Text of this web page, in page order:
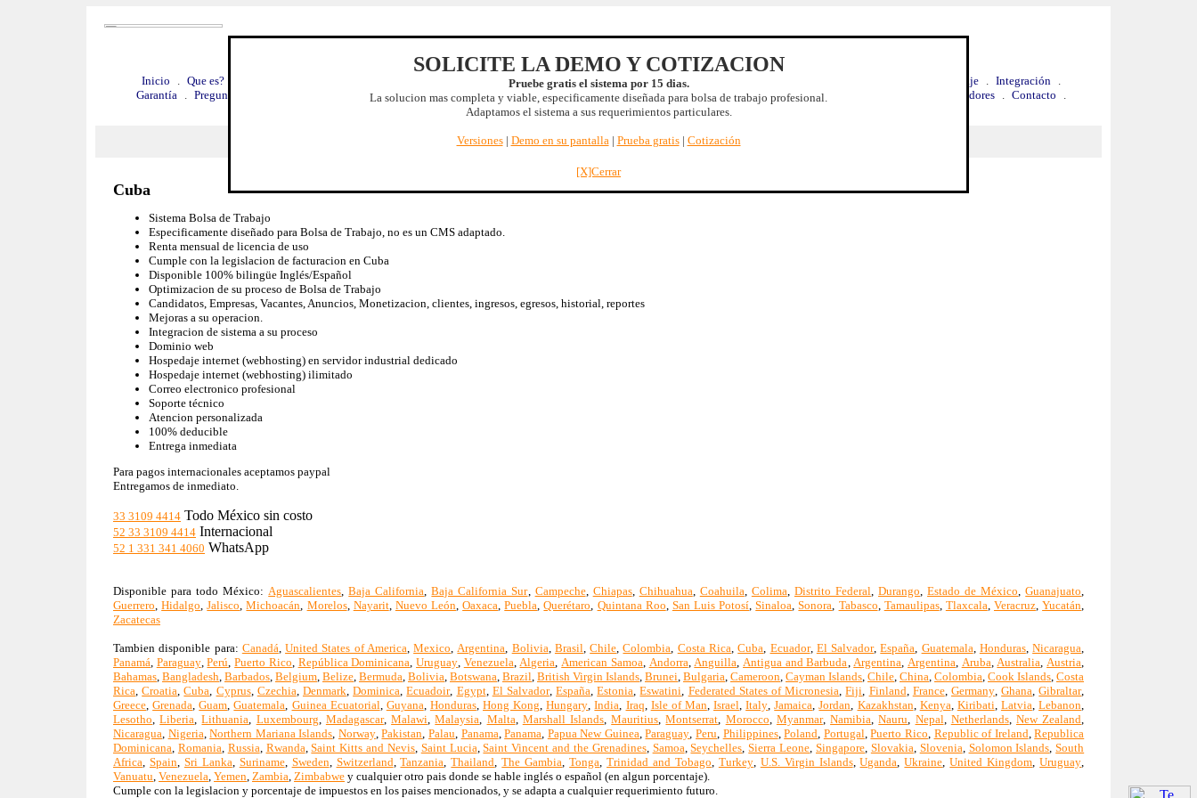
SOLICITE LA DEMO Y COTIZACION
Pruebe gratis el sistema por 15 dias.
La solucion mas completa y viable, especificamente diseñada para bolsa de trabajo profesional.
Adaptamos el sistema a sus requerimientos particulares.
Versiones| Demo en su pantalla | Prueba gratis| Cotización
[X]Cerrar
Inicio . Que es? . Versiones . Diseño . Flujo . Operacion Hospedaje . Integración
.
Garantía
. Preguntas frecuentes Requerimientos . Respaldo . Soporte . Entrega inmediata . Características futuras . Demo . Precios y Contratación Distribuidores . Contacto
.
Quiénes somos . Acerca de . English version |2026/08/09 05:00:47
: Completo control del sistema, controles y procedimientos. |
Cuba
Sistema Bolsa de Trabajo
Especificamente diseñado para Bolsa de Trabajo, no es un CMS adaptado.
Renta mensual de licencia de uso
Cumple con la legislacion de facturacion en Cuba
Disponible 100% bilingüe Inglés/Español
Optimizacion de su proceso de Bolsa de Trabajo
Candidatos, Empresas, Vacantes, Anuncios, Monetizacion, clientes, ingresos, egresos, historial, reportes
Mejoras a su operacion.
Integracion de sistema a su proceso
Dominio web
Hospedaje internet (webhosting) en servidor industrial dedicado
Hospedaje internet (webhosting) ilimitado
Correo electronico profesional
Soporte técnico
Atencion personalizada
100% deducible
Entrega inmediata
Para pagos internacionales aceptamos paypal
Entregamos de inmediato.
33 3109 4414 Todo México sin costo
52 33 3109 4414 Internacional
52 1 331 341 4060 WhatsApp
Disponible para todo México:Aguascalientes,Baja California,Baja California Sur, Campeche, Chiapas, Chihuahua, Coahuila, Colima, Distrito Federal, Durango,Estado de México,Guanajuato,
Guerrero,Hidalgo,Jalisco,Michoacán, Morelos, Nayarit, Nuevo León,Oaxaca,Puebla,Querétaro, Quintana Roo, San Luis Potosí,Sinaloa,Sonora, Tabasco, Tamaulipas, Tlaxcala, Veracruz,Yucatán,
Zacatecas
Tambien disponible para: Canadá,United States of America,Mexico,Argentina, Bolivia, Brasil,Chile,Colombia, Costa Rica,Cuba, Ecuador, El Salvador,España, Guatemala, Honduras,Nicaragua,
Panamá, Paraguay,Perú,Puerto Rico, República Dominicana,Uruguay, Venezuela,Algeria,American Samoa, Andorra,Anguilla,Antigua and Barbuda,Argentina, Argentina, Aruba,Australia,Austria,
Bahamas, Bangladesh, Barbados, Belgium, Belize, Bermuda, Bolivia, Botswana, Brazil, British Virgin Islands, Brunei, Bulgaria, Cameroon, Cayman Islands, Chile, China, Colombia, Cook Islands, Costa
Rica,Croatia,Cuba, Cyprus, Czechia, Denmark,Dominica,Ecuadoir, Egypt, El Salvador,España,Estonia,Eswatini, Federated States of Micronesia,Fiji, Finland, France, Germany,Ghana,Gibraltar,
Greece,Grenada,Guam,Guatemala, Guinea Ecuatorial, Guyana, Honduras, Hong Kong,Hungary,India, Iraq, Isle of Man, Israel,Italy,Jamaica,Jordan, Kazakhstan, Kenya, Kiribati, Latvia, Lebanon,
Lesotho,Liberia,Lithuania, Luxembourg, Madagascar,Malawi,Malaysia, Malta, Marshall Islands,Mauritius,Montserrat, Morocco, Myanmar,Namibia,Nauru, Nepal, Netherlands, New Zealand,
Nicaragua, Nigeria,Northern Mariana Islands, Norway,Pakistan,Palau, Panama,Panama, Papua New Guinea,Paraguay,Peru, Philippines,Poland, Portugal,Puerto Rico, Republic of Ireland,Republica
Dominicana, Romania, Russia, Rwanda,Saint Kitts and Nevis, Saint Lucia,Saint Vincent and the Grenadines, Samoa,Seychelles,Sierra Leone, Singapore, Slovakia, Slovenia, Solomon Islands,South
Africa, Spain, Sri Lanka, Suriname, Sweden, Switzerland,Tanzania,Thailand,The Gambia,Tonga,Trinidad and Tobago, Turkey, U.S. Virgin Islands,Uganda,Ukraine,United Kingdom,Uruguay,
Vanuatu, Venezuela, Yemen, Zambia, Zimbabwe y cualquier otro pais donde se hable inglés o español (en algun porcentaje).
Cumple con la legislacion y porcentaje de impuestos en los paises mencionados, y se adapta a cualquier requerimiento futuro.